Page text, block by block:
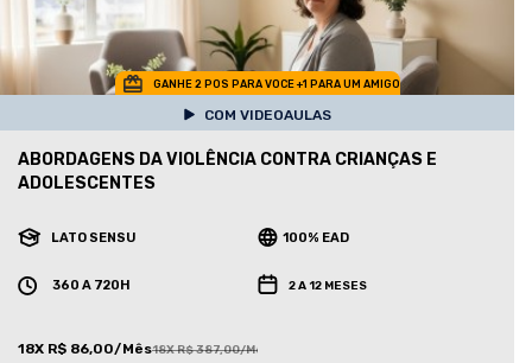
GANHE 2 POS PARA VOCE +1 PARA UM AMIGO
COM VIDEOAULAS
ABORDAGENS DA VIOLÊNCIA CONTRA CRIANÇAS E
ADOLESCENTES
LATO SENSU 100% EAD
360 A 720H 2 A 12 MESES
18X R$ 86,00/Mês18X R$ 387,00/Mês